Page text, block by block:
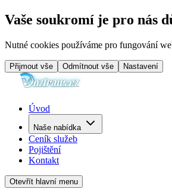
Vaše soukromí je pro nás
Nutné cookies používáme pro fungování
Přijmout vše Odmítnout vše Nastavení
Úvod
Naše nabídka
Ceník služeb
Pojištění
Kontakt
Otevřít hlavní menu